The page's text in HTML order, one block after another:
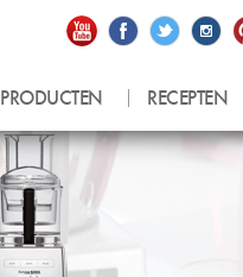
PRODUCTEN RECEPTEN